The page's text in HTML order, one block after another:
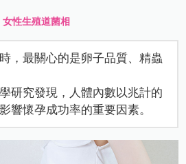
女性生殖道菌相
，最關心的是卵子品質、精蟲
研究發現，人體內數以兆計的
響懷孕成功率的重要因素。